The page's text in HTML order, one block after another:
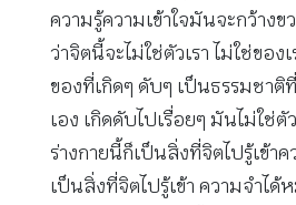
ความรู้ความเข้าใจมันจะกว้าง
ว่าจิตนี้จะไม่ใช่ตัวเรา ไม่ใช่ขอ
ของที่เกิดๆ ดับๆ เป็นธรรมชา
เอง เกิดดับไปเรื่อยๆ มันไม่ใช่ตั
ร่างกายนี้ก็เป็นสิ่งที่จิตไปรู้เข้า
เป็นสิ่งที่จิตไปรู้เข้า ความจำไ